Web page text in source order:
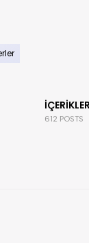
İÇERIKLER
612 POSTS